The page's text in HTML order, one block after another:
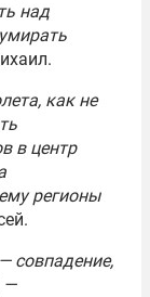
над
как не
в центр
регионы
совпадение,
—